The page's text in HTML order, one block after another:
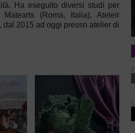
Ha eseguito diversi studi per
(Roma, Italia), Ateleir
dal 2015 ad oggi presso atelier di